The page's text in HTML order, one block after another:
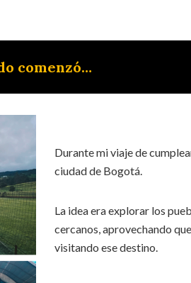
comenzó…
Durante mi viaje de
ciudad de Bogotá.
La idea era explorar los
cercanos, aprovechando
visitando ese destino.